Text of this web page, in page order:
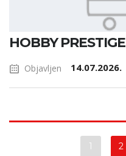
HOBBY PRESTIGE
Objavljen 14.07.2026.
1 2